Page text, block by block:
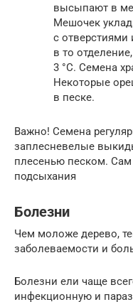
высыпают в
Мешочек
с отверстиями
в то
3 °C. Семена
Некоторые
в песке.
Важно! Семена
заплесневелые
плесенью песком.
подсыхания
Болезни
Чем моложе дерево,
заболеваемости и
Болезни ели чаще
инфекционную и